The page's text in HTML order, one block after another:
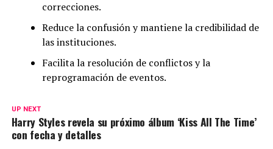
correcciones.
Reduce la confusión y mantiene la credibilidad de
las instituciones.
Facilita la resolución de conflictos y la
reprogramación de eventos.
UP NEXT
Harry Styles revela su próximo álbum ‘Kiss All The Time’
con fecha y detalles